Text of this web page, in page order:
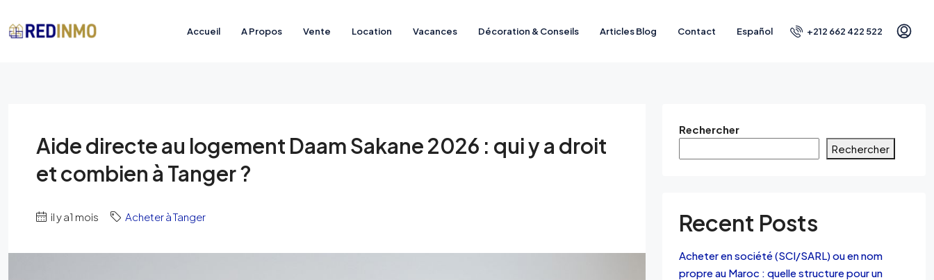
Accueil A Propos Vente Location Vacances Décoration & Conseils Articles Blog Contact Español +212 662 422 522
Aide directe au logement Daam Sakane 2026 : qui y a droit
et combien à Tanger ?
il y a1 mois Acheter à Tanger
Rechercher
Rechercher
Recent Posts
Acheter en société (SCI/SARL) ou en nom
propre au Maroc : quelle structure pour un